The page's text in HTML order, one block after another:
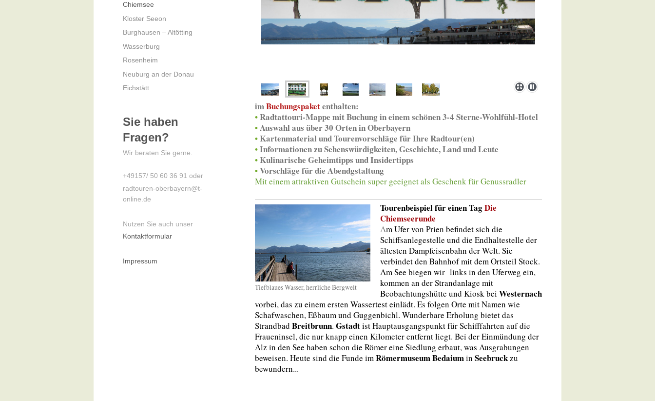
imBuchungspaketenthalten:
•Radtattouri-Mappe mit Buchung in einem schönen 3-4 Sterne-Wohlfühl-Hotel
•Auswahl aus über 30 Orten in Oberbayern
•Kartenmaterial und Tourenvorschläge für Ihre Radtour(en)
•Informationen zu Sehenswürdigkeiten, Geschichte, Land und Leute
•Kulinarische Geheimtipps und Insidertipps
•Vorschläge für die Abendgstaltung
Mit einem attraktiven Gutschein super geeignet als Geschenk für Genussradler
Tiefblaues Wasser, herrliche Bergwelt
Tourenbeispiel für einen TagDie
Chiemseerunde
Am Ufer von Prien befindet sich die
Schiffsanlegestelle und die Endhaltestelle der
ältesten Dampfeisenbahn der Welt. Sie
verbindet den Bahnhof mit dem Ortsteil Stock.
Am See biegen wir links in den Uferweg ein,
kommen an der Strandanlage mit
Beobachtungshütte und Kiosk bei Westernach
vorbei, das zu einem ersten Wassertest einlädt. Es folgen Orte mit Namen wie
Schafwaschen, Eßbaum und Guggenbichl. Wunderbare Erholung bietet das
Strandbad Breitbrunn. Gstadtist Hauptausgangspunkt für Schifffahrten auf die
Fraueninsel, die nur knapp einen Kilometer entfernt liegt. Bei der Einmündung der
Alz in den See haben schon die Römer eine Siedlung erbaut, was Ausgrabungen
beweisen. Heute sind die Funde imRömermuseum Bedaiumin Seebruckzu
bewundern...
Chiemsee
Kloster Seeon
Burghausen – Altötting
Wasserburg
Rosenheim
Neuburg an der Donau
Eichstätt
Sie haben
Fragen?
Wir beraten Sie gerne.
+49157/ 50 60 36 91 oder
radtouren-oberbayern@t-
online.de
Nutzen Sie auch unser
Kontaktformular
Impressum